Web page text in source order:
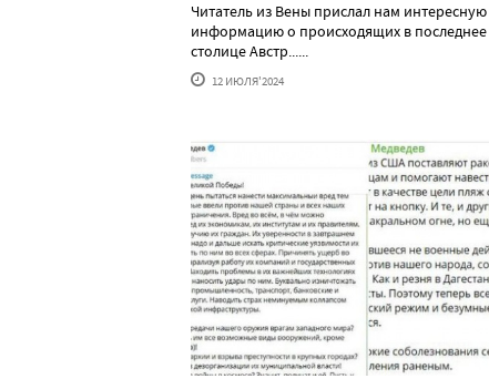
Читатель из Вены прислал нам интересную
информацию о происходящих в
столице Австр......
12 ИЮЛЯ'2024